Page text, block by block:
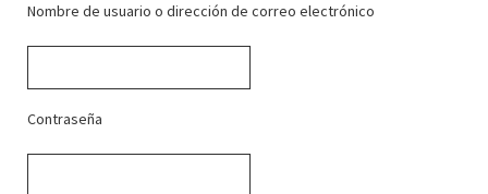
Nombre de usuario o dirección de correo electrónico
Contraseña